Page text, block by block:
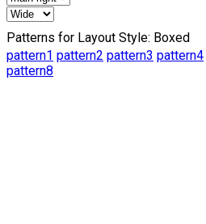
Patterns for Layout Style: Boxed
pattern1 pattern2 pattern3 pattern4
pattern8